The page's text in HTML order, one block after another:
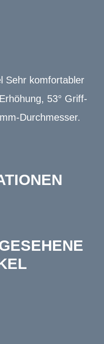
Sehr komfortabler
53° Griff-
Durchmesser.